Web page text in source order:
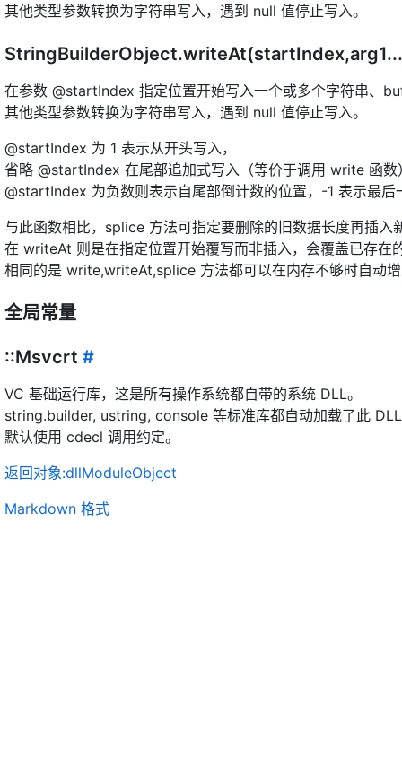
其他类型参数转换为字符串写入，遇到 null 值停止写入。
在参数 @startIndex 指定位置开始写入一个或多个字符串、
其他类型参数转换为字符串写入，遇到 null 值停止写入。
@startIndex 为 1 表示从开头写入，
省略 @startIndex 在尾部追加式写入（等价于调用 write 函数
@startIndex 为负数则表示自尾部倒计数的位置，-1 表示最后
与此函数相比，splice 方法可指定要删除的旧数据长度再插入
在 writeAt 则是在指定位置开始覆写而非插入，会覆盖已存在
相同的是 write,writeAt,splice 方法都可以在内存不够时自动
全局常量
::Msvcrt #
VC 基础运行库，这是所有操作系统都自带的系统 DLL。
string.builder, ustring, console 等标准库都自动加载了此
默认使用 cdecl 调用约定。
返回对象:dllModuleObject
Markdown 格式